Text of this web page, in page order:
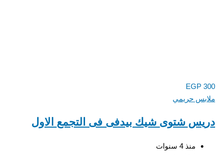
EGP
حريمي
شتوى شيك بيدفى فى التجمع الاول
منذ 4 سنوات